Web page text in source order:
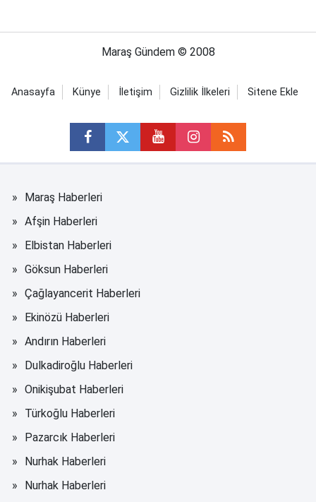
Maraş Gündem © 2008
Anasayfa Künye İletişim Gizlilik İlkeleri Sitene Ekle
Maraş Haberleri
Afşin Haberleri
Elbistan Haberleri
Göksun Haberleri
Çağlayancerit Haberleri
Ekinözü Haberleri
Andırın Haberleri
Dulkadiroğlu Haberleri
Onikişubat Haberleri
Türkoğlu Haberleri
Pazarcık Haberleri
Nurhak Haberleri
Nurhak Haberleri